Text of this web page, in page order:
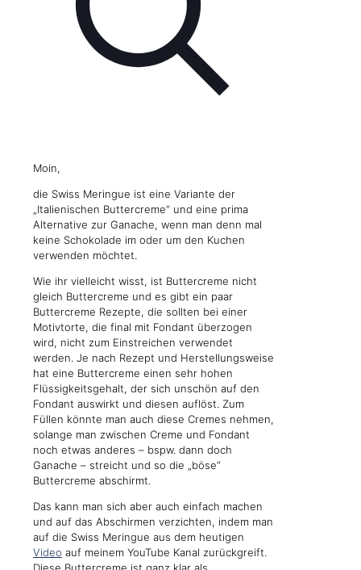
Moin,
die Swiss Meringue ist eine Variante der
„Italienischen Buttercreme“ und eine prima
Alternative zur Ganache, wenn man denn mal
keine Schokolade im oder um den Kuchen
verwenden möchtet.
Wie ihr vielleicht wisst, ist Buttercreme nicht
gleich Buttercreme und es gibt ein paar
Buttercreme Rezepte, die sollten bei einer
Motivtorte, die final mit Fondant überzogen
wird, nicht zum Einstreichen verwendet
werden. Je nach Rezept und Herstellungsweise
hat eine Buttercreme einen sehr hohen
Flüssigkeitsgehalt, der sich unschön auf den
Fondant auswirkt und diesen auflöst. Zum
Füllen könnte man auch diese Cremes nehmen,
solange man zwischen Creme und Fondant
noch etwas anderes – bspw. dann doch
Ganache – streicht und so die „böse“
Buttercreme abschirmt.
Das kann man sich aber auch einfach machen
und auf das Abschirmen verzichten, indem man
auf die Swiss Meringue aus dem heutigen
Video auf meinem YouTube Kanal zurückgreift.